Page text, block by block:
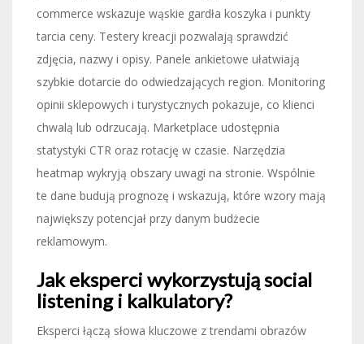
commerce wskazuje wąskie gardła koszyka i punkty
tarcia ceny. Testery kreacji pozwalają sprawdzić
zdjęcia, nazwy i opisy. Panele ankietowe ułatwiają
szybkie dotarcie do odwiedzających region. Monitoring
opinii sklepowych i turystycznych pokazuje, co klienci
chwalą lub odrzucają. Marketplace udostępnia
statystyki CTR oraz rotację w czasie. Narzędzia
heatmap wykryją obszary uwagi na stronie. Wspólnie
te dane budują prognozę i wskazują, które wzory mają
największy potencjał przy danym budżecie
reklamowym.
Jak eksperci wykorzystują social
listening i kalkulatory?
Eksperci łączą słowa kluczowe z trendami obrazów